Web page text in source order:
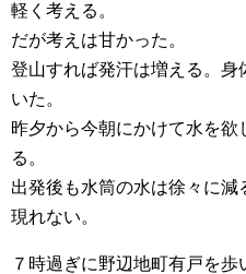
軽く考える。
だが考えは甘かった。
登山すれば発汗は増える。身
いた。
昨夕から今朝にかけて水を
る。
出発後も水筒の水は徐々に
現れない。
７時過ぎに野辺地町有戸を歩